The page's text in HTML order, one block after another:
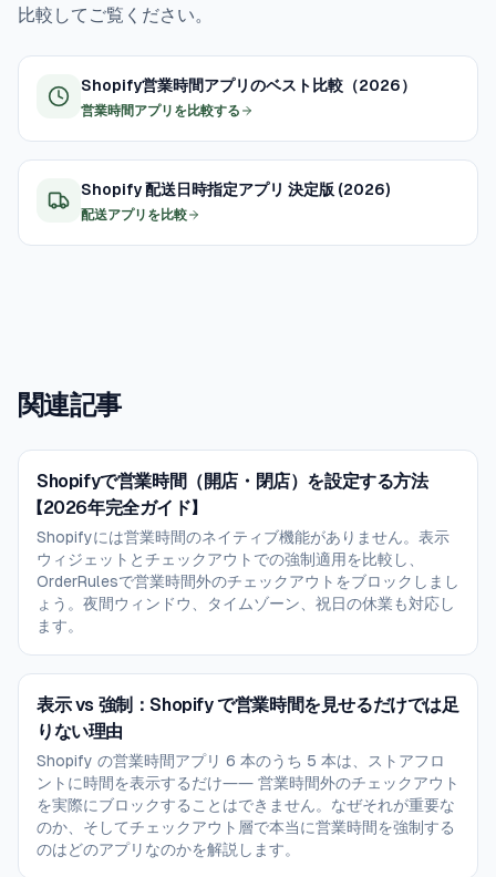
比較してご覧ください。
Shopify営業時間アプリのベスト比較（2026）
営業時間アプリを比較する
Shopify 配送日時指定アプリ 決定版 (2026)
配送アプリを比較
関連記事
Shopifyで営業時間（開店・閉店）を設定する方法
【2026年完全ガイド】
Shopifyには営業時間のネイティブ機能がありません。表示
ウィジェットとチェックアウトでの強制適用を比較し、
OrderRulesで営業時間外のチェックアウトをブロックしまし
ょう。夜間ウィンドウ、タイムゾーン、祝日の休業も対応し
ます。
表示 vs 強制：Shopify で営業時間を見せるだけでは足
りない理由
Shopify の営業時間アプリ 6 本のうち 5 本は、ストアフロ
ントに時間を表示するだけ―― 営業時間外のチェックアウト
を実際にブロックすることはできません。なぜそれが重要な
のか、そしてチェックアウト層で本当に営業時間を強制する
のはどのアプリなのかを解説します。